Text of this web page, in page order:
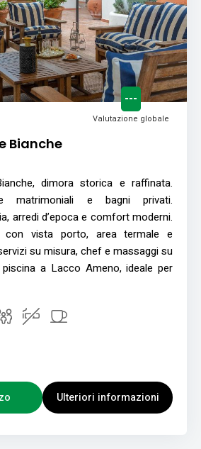
Bianche
---
Valutazione globale
dimora storica e raffinata.
matrimoniali e bagni privati.
arredi d’epoca e comfort moderni.
con vista porto, area termale e
su misura, chef e massaggi su
a Lacco Ameno, ideale per
Ulteriori informazioni